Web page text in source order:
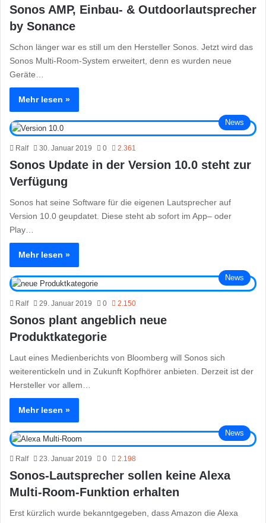
Sonos AMP, Einbau- & Outdoorlautsprecher
by Sonance
Schon länger war es still um den Hersteller Sonos. Jetzt wird das
Sonos Multi-Room-System erweitert, denn es wurden neue
Geräte…
Mehr lesen »
News
Ralf 30. Januar 2019 0 2.361
Sonos Update in der Version 10.0 steht zur
Verfügung
Sonos hat seine Software für die eigenen Lautsprecher auf
Version 10.0 geupdatet. Diese steht ab sofort im App– oder
Play…
Mehr lesen »
News
Ralf 29. Januar 2019 0 2.150
Sonos plant angeblich neue
Produktkategorie
Laut eines Medienberichts von Bloomberg will Sonos sich
weiterentickeln und in Zukunft Kopfhörer anbieten. Derzeit ist der
Hersteller vor allem…
Mehr lesen »
News
Ralf 23. Januar 2019 0 2.198
Sonos-Lautsprecher sollen keine Alexa
Multi-Room-Funktion erhalten
Erst kürzlich wurde bekanntgegeben, dass Amazon die Alexa